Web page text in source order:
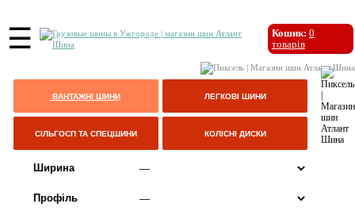
☰ Кошик: 0
товарів
ВАНТАЖНІ ШИНИ ЛЕГКОВІ ШИНИ
СІЛЬГОСП ТА СПЕЦШИНИ КОЛІСНІ ДИСКИ
Ширина
Профіль